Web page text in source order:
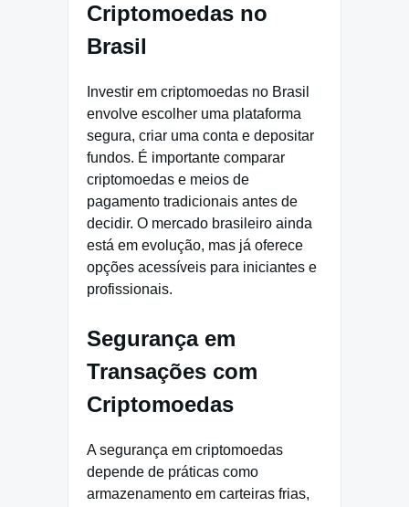
Criptomoedas no
Brasil
Investir em criptomoedas no Brasil
envolve escolher uma plataforma
segura, criar uma conta e depositar
fundos. É importante comparar
criptomoedas e meios de
pagamento tradicionais antes de
decidir. O mercado brasileiro ainda
está em evolução, mas já oferece
opções acessíveis para iniciantes e
profissionais.
Segurança em
Transações com
Criptomoedas
A segurança em criptomoedas
depende de práticas como
armazenamento em carteiras frias,